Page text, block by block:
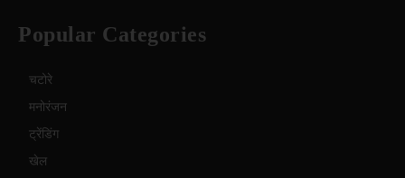
Popular Categories
चटोरे
मनोरंजन
ट्रेंडिंग
खेल